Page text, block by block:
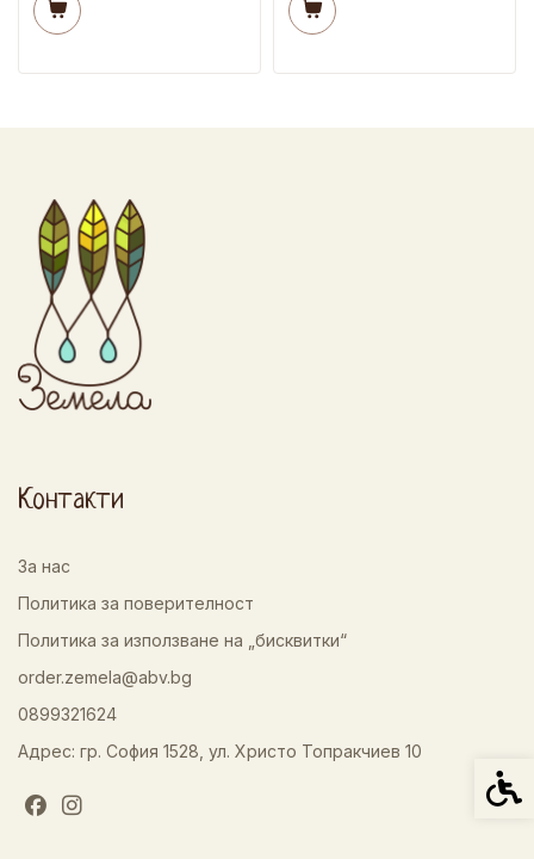
Контакти
За нас
Политика за поверителност
Политика за използване на „бисквитки“
order.zemela@abv.bg
0899321624
Адрес: гр. София 1528, ул. Христо Топракчиев 10